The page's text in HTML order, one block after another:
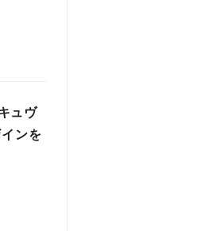
ュヴ
ンを